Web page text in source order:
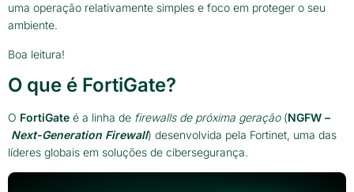
uma operação relativamente simples e foco em proteger o seu
ambiente.
Boa leitura!
O que é FortiGate?
O FortiGate é a linha de firewalls de próxima geração(NGFW –
Next-Generation Firewall) desenvolvida pela Fortinet, uma das
líderes globais em soluções de cibersegurança.